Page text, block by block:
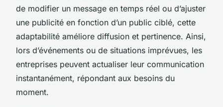
de modifier un message en temps réel ou d’ajuster
une publicité en fonction d’un public ciblé, cette
adaptabilité améliore diffusion et pertinence. Ainsi,
lors d’événements ou de situations imprévues, les
entreprises peuvent actualiser leur communication
instantanément, répondant aux besoins du
moment.